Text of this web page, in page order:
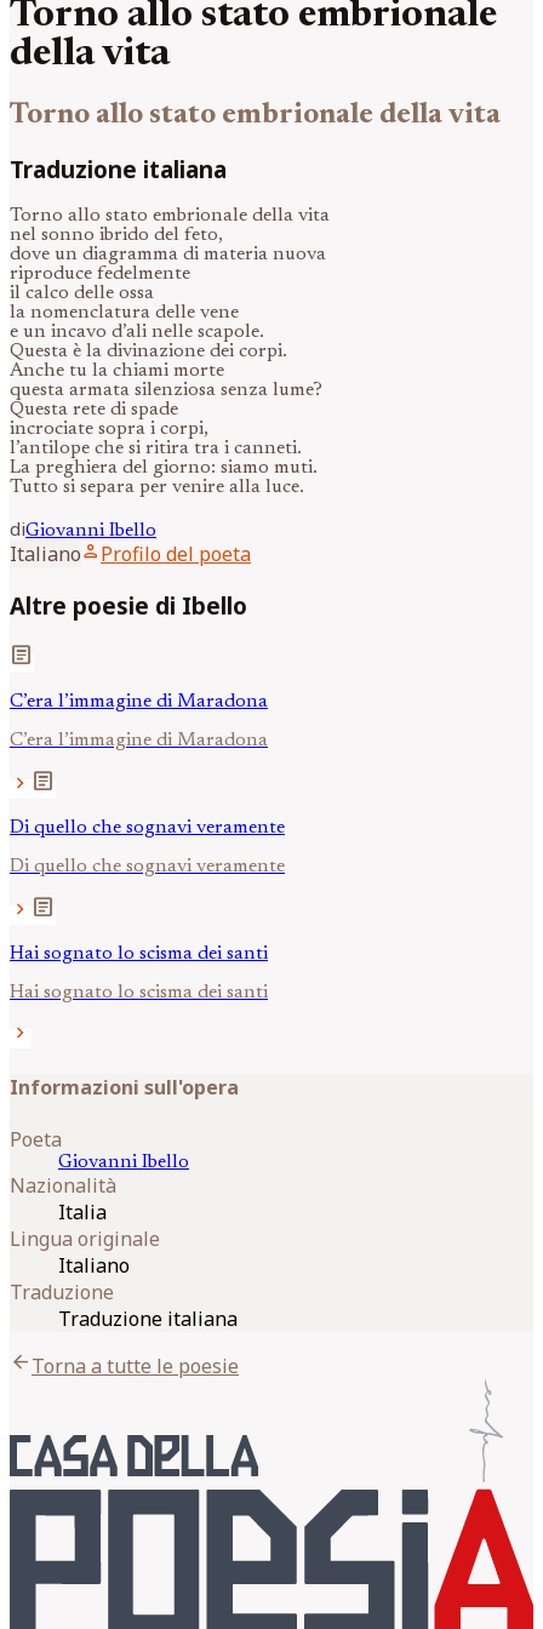
Torno allo stato embrionale
della vita
Torno allo stato embrionale della vita
Traduzione italiana
Torno allo stato embrionale della vita
nel sonno ibrido del feto,
dove un diagramma di materia nuova
riproduce fedelmente
il calco delle ossa
la nomenclatura delle vene
e un incavo d’ali nelle scapole.
Questa è la divinazione dei corpi.
Anche tu la chiami morte
questa armata silenziosa senza lume?
Questa rete di spade
incrociate sopra i corpi,
l’antilope che si ritira tra i canneti.
La preghiera del giorno: siamo muti.
Tutto si separa per venire alla luce.
diGiovanni Ibello
Italianoperson Profilo del poeta
Altre poesie di Ibello
article
C’era l’immagine di Maradona
C’era l’immagine di Maradona
chevron_right article
Di quello che sognavi veramente
Di quello che sognavi veramente
chevron_right article
Hai sognato lo scisma dei santi
Hai sognato lo scisma dei santi
chevron_right
Informazioni sull'opera
Poeta
Giovanni Ibello
Nazionalità
Italia
Lingua originale
Italiano
Traduzione
Traduzione italiana
arrow_backTorna a tutte le poesie